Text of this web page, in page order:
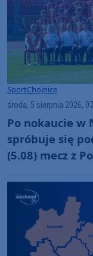
SportChojnice
środa, 5 sierpnia 2026,
Po nokaucie w
spróbuje się
(5.08) mecz z